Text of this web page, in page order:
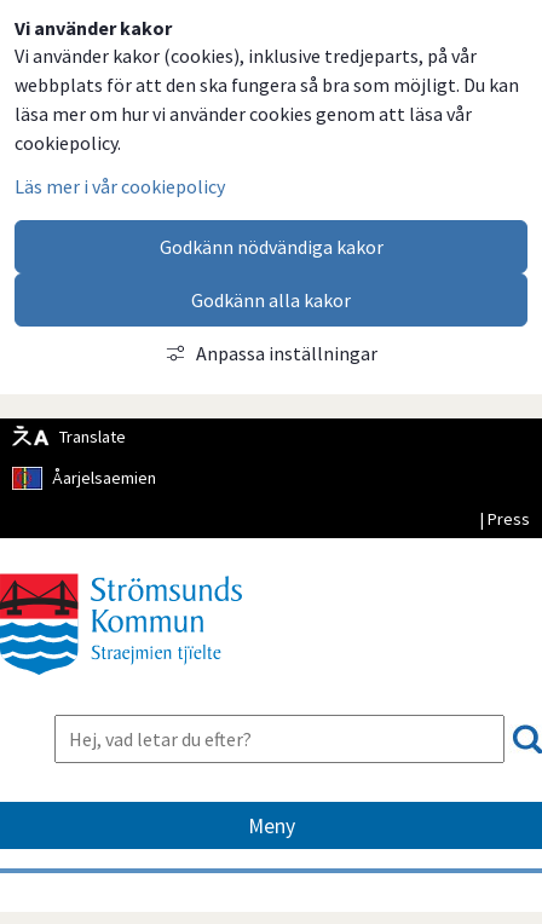
Vi använder kakor
Vi använder kakor (cookies), inklusive tredjeparts, på vår
webbplats för att den ska fungera så bra som möjligt. Du kan
läsa mer om hur vi använder cookies genom att läsa vår
cookiepolicy.
Läs mer i vår cookiepolicy
Godkänn nödvändiga kakor
Godkänn alla kakor
Anpassa inställningar
Translate
Åarjelsaemien
| Press
Meny
Dela
på
Facebook
Dela
på
Twitter
Dela
på
LinkedIn
Dela
via
email